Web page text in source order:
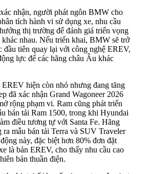
nhận, người phát ngôn BMW cho
tích hành vi sử dụng xe, nhu cầu
thị trường để đánh giá triển vọng
khác nhau. Nếu triển khai, BMW sẽ trở
đầu tiên quay lại với công nghệ EREV,
lực để các hãng châu Âu khác
hiện còn nhỏ nhưng đang tăng
đã xác nhận Grand Wagoneer 2026
rộng phạm vi. Ram cũng phát triển
bán tải Ram 1500, trong khi Hyundai
điều tương tự với Santa Fe. Hãng
ra mẫu bán tải Terra và SUV Traveler
này, đặc biệt hơn 80% đơn đặt
là bản EREV, cho thấy nhu cầu cao
bản thuần điện.